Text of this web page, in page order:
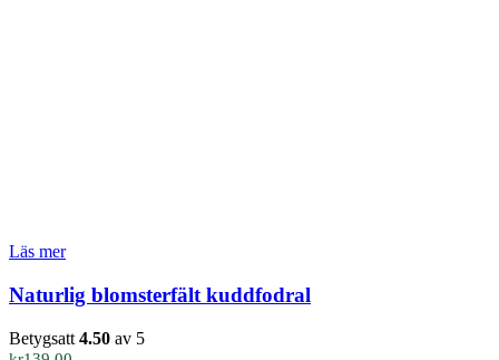
Läs mer
Naturlig blomsterfält kuddfodral
Betygsatt 4.50 av 5